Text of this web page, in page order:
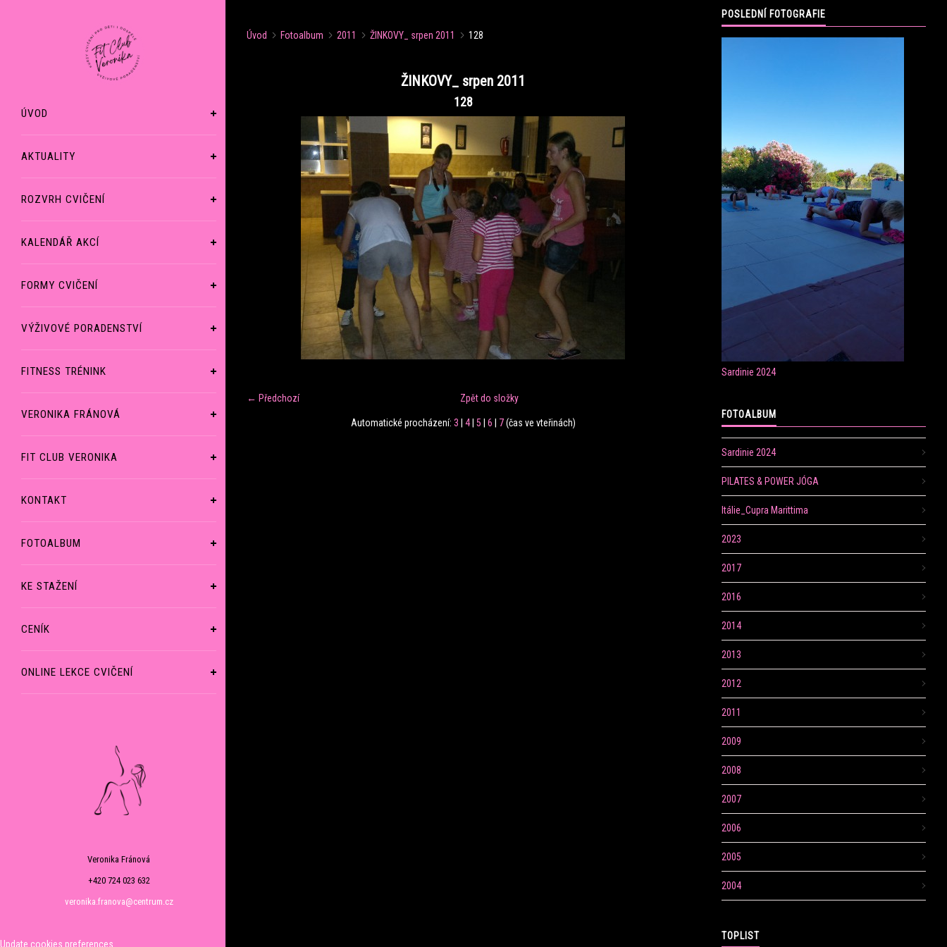
ÚVOD
AKTUALITY
ROZVRH CVIČENÍ
KALENDÁŘ AKCÍ
FORMY CVIČENÍ
VÝŽIVOVÉ PORADENSTVÍ
FITNESS TRÉNINK
VERONIKA FRÁNOVÁ
FIT CLUB VERONIKA
KONTAKT
FOTOALBUM
KE STAŽENÍ
CENÍK
ONLINE LEKCE CVIČENÍ
Veronika Fránová
+420 724 023 632
veronika.franova@centrum.cz
Update cookies preferences
Úvod Fotoalbum 2011 ŽINKOVY_ srpen 2011 128
ŽINKOVY_ srpen 2011
128
← Předchozí Zpět do složky
Automatické procházení: 3 4| 5 6 7(čas ve vteřinách)
POSLEDNÍ FOTOGRAFIE
Sardinie 2024
FOTOALBUM
Sardinie 2024
PILATES & POWER JÓGA
Itálie_Cupra Marittima
2023
2017
2016
2014
2013
2012
2011
2009
2008
2007
2006
2005
2004
TOPLIST